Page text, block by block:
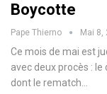
Boycotte
Pape Thierno Mai 8,
Ce mois de mai est
avec deux procès : le
dont le rematch…